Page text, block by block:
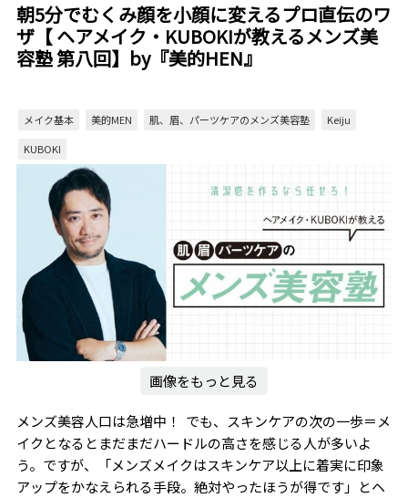
朝5分でむくみ顔を小顔に変えるプロ直伝のワ
ザ【 ヘアメイク・KUBOKIが教えるメンズ美
容塾 第八回】by『美的HEN』
メイク基本 美的MEN 肌、眉、パーツケアのメンズ美容塾
Keiju
KUBOKI
画像をもっと見る
メンズ美容人口は急増中！ でも、スキンケアの次の一歩＝メ
イクとなるとまだまだハードルの高さを感じる人が多いよ
う。ですが、「メンズメイクはスキンケア以上に着実に印象
アップをかなえられる手段。絶対やったほうが得です」とヘ